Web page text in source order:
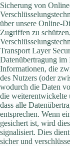
Sicherung von
über unsere Online-
Zugriffen zu
Transport Layer
Datenübertragung im
Informationen, die
des Nutzers (oder
wodurch die Daten
die weiterentwickelte
dass alle
entsprechen. Wenn
gesichert ist, wird
signalisiert. Dies
sicher und